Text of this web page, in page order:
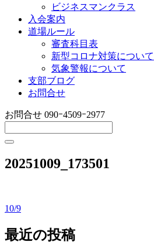
ビジネスマンクラス
入会案内
道場ルール
審査科目表
新型コロナ対策について
気象警報について
支部ブログ
お問合せ
お問合せ 090ｰ4509ｰ2977
20251009_173501
投
稿
10/9
最近の投稿